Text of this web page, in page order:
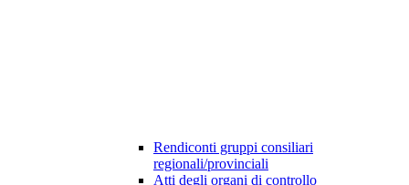
Rendiconti gruppi consiliari
regionali/provinciali
Atti degli organi di controllo